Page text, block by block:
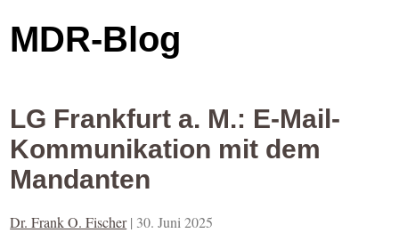
MDR-Blog
LG Frankfurt a. M.: E-Mail-
Kommunikation mit dem
Mandanten
Dr. Frank O. Fischer | 30. Juni 2025